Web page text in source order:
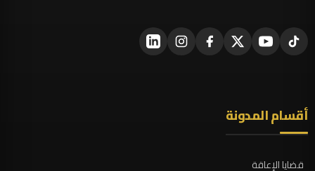
أقسام المدونة
قضايا الإعاقة